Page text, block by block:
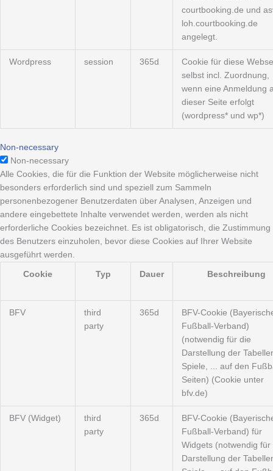
courtbooking.de und
loh.courtbooking.de
angelegt.
Wordpress session 365d
Cookie für diese
selbst incl. Zuordnung,
wenn eine Anmeldung
dieser Seite erfolgt
(wordpress* und wp*)
Non-necessary
Non-necessary
Alle Cookies, die für die Funktion der Website möglicherweise nicht
besonders erforderlich sind und speziell zum Sammeln
personenbezogener Benutzerdaten über Analysen, Anzeigen und
andere eingebettete Inhalte verwendet werden, werden als nicht
erforderliche Cookies bezeichnet. Es ist obligatorisch, die Zustimmung
des Benutzers einzuholen, bevor diese Cookies auf Ihrer Website
ausgeführt werden.
Cookie Typ Dauer Beschreibung
BFV
third
party
365d
BFV-Cookie
Fußball-Verband)
(notwendig für die
Darstellung der
Spiele, ... auf den
Seiten) (Cookie unter
bfv.de)
BFV (Widget)
third
party
365d
BFV-Cookie
Fußball-Verband) für
Widgets (notwendig für
Darstellung der